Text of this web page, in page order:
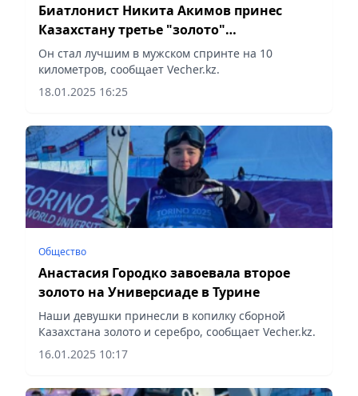
Биатлонист Никита Акимов принес
Казахстану третье "золото"
Универсиады
Он стал лучшим в мужском спринте на 10
километров, сообщает Vecher.kz.
18.01.2025 16:25
Общество
Анастасия Городко завоевала второе
золото на Универсиаде в Турине
Наши девушки принесли в копилку сборной
Казахстана золото и серебро, сообщает Vecher.kz.
16.01.2025 10:17